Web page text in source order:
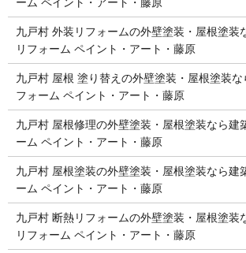
九戸村 外装リフォームの外壁塗装・屋根塗装
リフォーム ペイント・アート・藤原
九戸村 屋根 塗り替えの外壁塗装・屋根塗装な
フォーム ペイント・アート・藤原
九戸村 屋根修理の外壁塗装・屋根塗装なら建
ーム ペイント・アート・藤原
九戸村 屋根塗装の外壁塗装・屋根塗装なら建
ーム ペイント・アート・藤原
九戸村 断熱リフォームの外壁塗装・屋根塗装
リフォーム ペイント・アート・藤原